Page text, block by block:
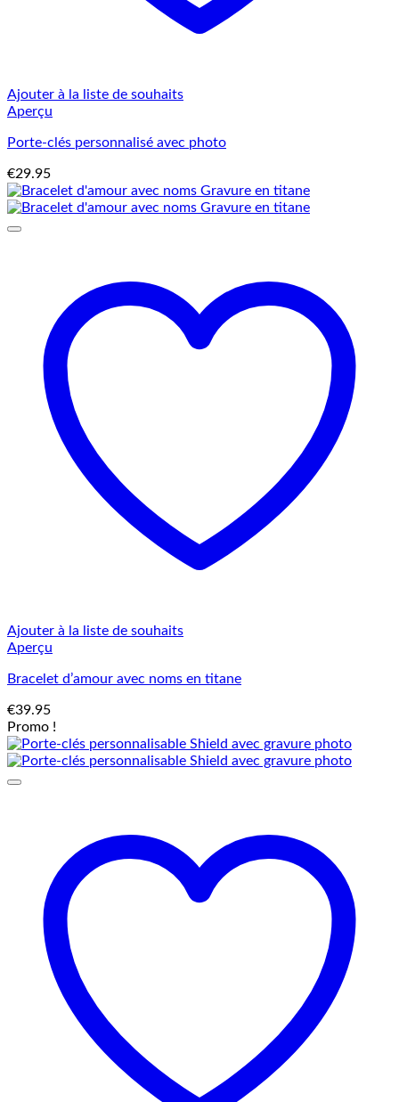
Ajouter à la liste de souhaits
Aperçu
Porte-clés personnalisé avec photo
€29.95
Ajouter à la liste de souhaits
Aperçu
Bracelet d’amour avec noms en titane
€39.95
Promo !